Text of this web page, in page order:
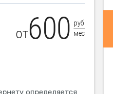
от600 руб
мес
определяется